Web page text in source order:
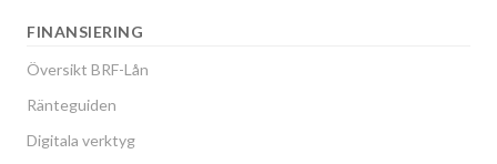
FINANSIERING
Översikt BRF-Lån
Ränteguiden
Digitala verktyg